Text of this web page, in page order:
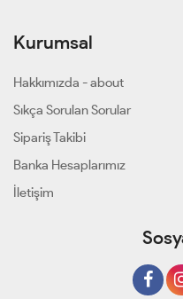
Kurumsal
Hakkımızda - about
Sıkça Sorulan Sorular
Sipariş Takibi
Banka Hesaplarımız
İletişim